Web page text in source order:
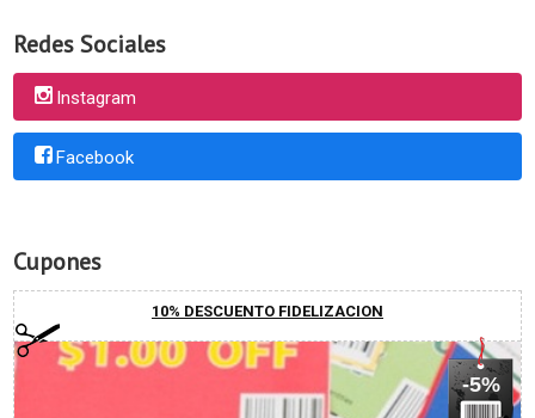
Redes Sociales
Instagram
Facebook
Cupones
10% DESCUENTO FIDELIZACION
-5%